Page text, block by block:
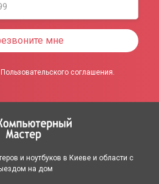
мне
соглашения.
и ноутбуков в Киеве и области с
на дом